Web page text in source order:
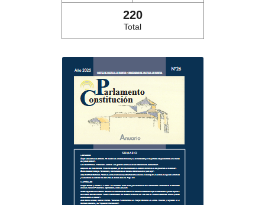
220
Total